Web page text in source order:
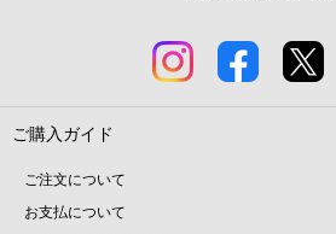
ご購入ガイド
ご注文について
お支払について